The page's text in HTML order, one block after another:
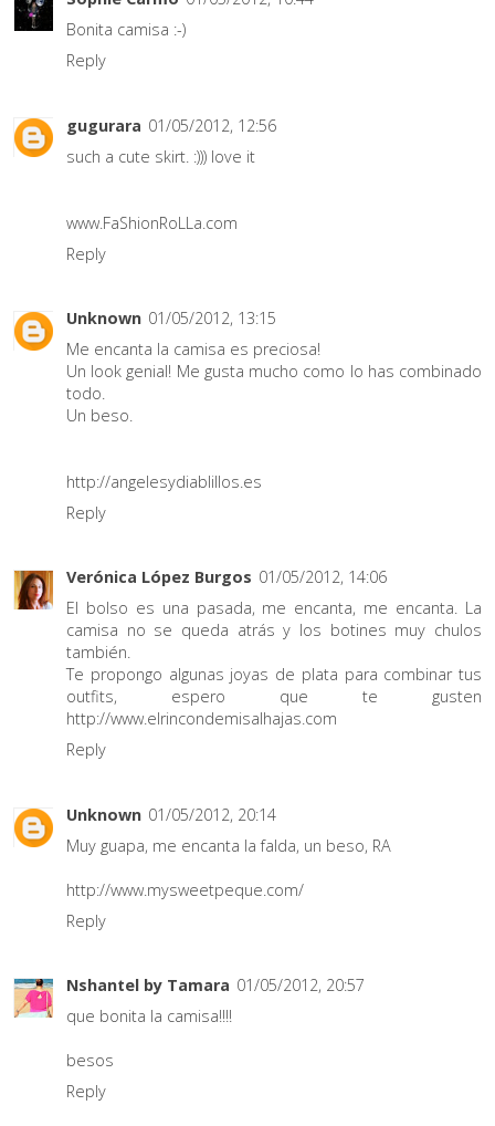
Bonita camisa :-)
Reply
gugurara 01/05/2012, 12:56
such a cute skirt. :))) love it
www.FaShionRoLLa.com
Reply
Unknown 01/05/2012, 13:15
Me encanta la camisa es preciosa!
Un look genial! Me gusta mucho como lo has combinado
todo.
Un beso.
http://angelesydiablillos.es
Reply
Verónica López Burgos 01/05/2012, 14:06
El bolso es una pasada, me encanta, me encanta. La
camisa no se queda atrás y los botines muy chulos
también.
Te propongo algunas joyas de plata para combinar tus
outfits, espero que te gusten
http://www.elrincondemisalhajas.com
Reply
Unknown 01/05/2012, 20:14
Muy guapa, me encanta la falda, un beso, RA
http://www.mysweetpeque.com/
Reply
Nshantel by Tamara 01/05/2012, 20:57
que bonita la camisa!!!!
besos
Reply